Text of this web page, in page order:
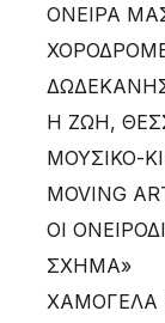
ΟΝΕΙΡΑ
Η ΖΩΗ,
ΜΟΥΣΙΚΟ-
MOVING
ΟΙ
ΣΧΗΜΑ»
ΧΑΜΟΓΕΛΑ